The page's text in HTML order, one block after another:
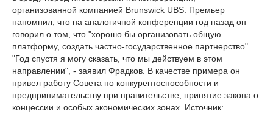
организованной компанией Brunswick UBS. Премьер
напомнил, что на аналогичной конференции год назад он
говорил о том, что "хорошо бы организовать общую
платформу, создать частно-государственное партнерство".
"Год спустя я могу сказать, что мы действуем в этом
направлении", - заявил Фрадков. В качестве примера он
привел работу Совета по конкурентоспособности и
предпринимательству при правительстве, принятие закона о
концессии и особых экономических зонах. Источник: